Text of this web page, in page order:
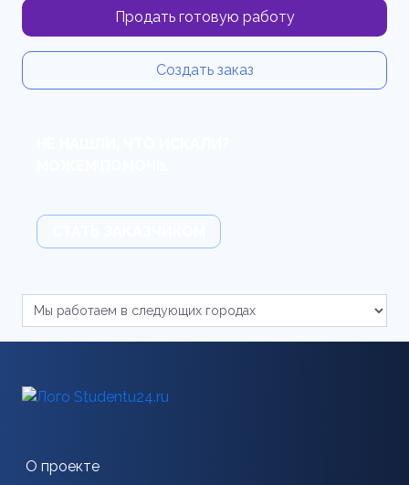
Продать готовую работу
Создать заказ
О проекте